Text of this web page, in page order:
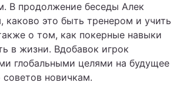
В продолжение беседы Алек
каково это быть тренером и учить
о том, как покерные навыки
в жизни. Вдобавок игрок
глобальными целями на будущее
советов новичкам.